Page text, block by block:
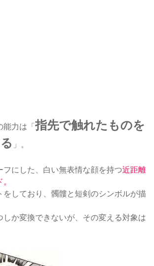
能力は「指先で触れたものを
」。
フにした、白い無表情な顔を持つ近距離
をしており、髑髏と短剣のシンボルが描
しか変換できないが、その変える対象は